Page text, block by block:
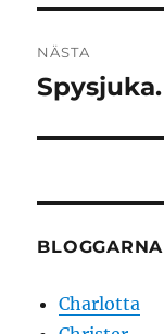
NÄSTA
Nästa
Spysjuka.
BLOGGARNA
Charlotta